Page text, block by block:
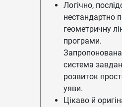
Логічно,
нестандартно
геометричну
програми.
система
розвиток
уяви.
Цікаво й